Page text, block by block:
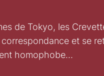
de Tokyo, les
et se
homophobe…